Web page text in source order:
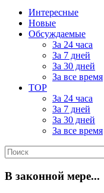
Интересные
Новые
Обсуждаемые
За 24 часа
За 7 дней
За 30 дней
За все время
TOP
За 24 часа
За 7 дней
За 30 дней
За все время
В законной мере...